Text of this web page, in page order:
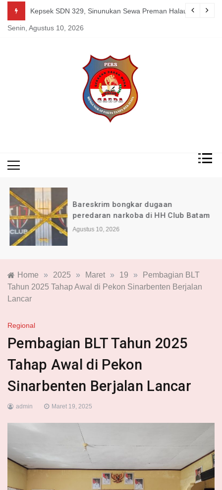
content
Redaksi Garda News Indonesia yang Sedang Sakit
Kepsek SDN 329, Sinunukan Sewa Preman Halau LSM
Senin, Agustus 10, 2026
Bareskrim bongkar dugaan
peredaran narkoba di HH Club Batam
Agustus 10, 2026
Home » 2025 » Maret » 19 »
Pembagian BLT
Tahun 2025 Tahap Awal di Pekon Sinarbenten Berjalan
Lancar
Regional
Pembagian BLT Tahun 2025
Tahap Awal di Pekon
Sinarbenten Berjalan Lancar
admin Maret 19, 2025